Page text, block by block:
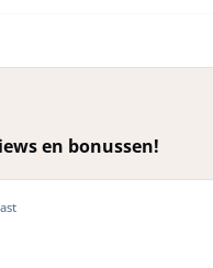
en bonussen!